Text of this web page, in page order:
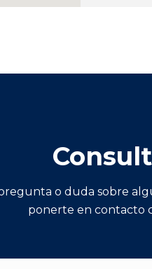
o duda sobre
ponerte en contacto